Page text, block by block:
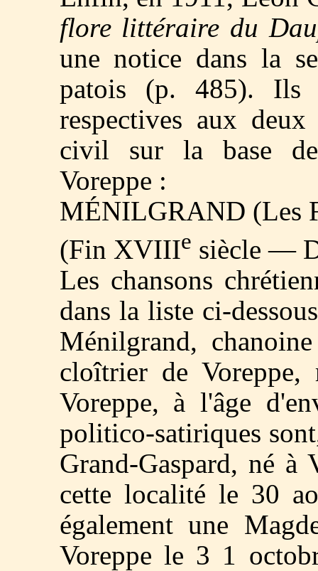
flore littéraire du
une notice dans la
patois (p. 485). Ils
respectives aux
civil sur la base
Voreppe :
MÉNILGRAND (Les
(Fin XVIIIe siècle —
Les chansons
dans la liste ci-
Ménilgrand,
cloîtrier de
Voreppe, à l'âge
politico-satiriques
Grand-Gaspard, né à
cette localité le 30
également une
Voreppe le 3 1